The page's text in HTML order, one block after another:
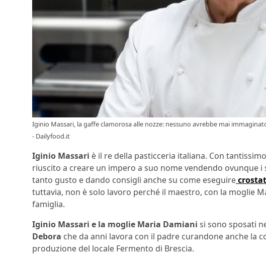
Iginio Massari, la gaffe clamorosa alle nozze: nessuno avrebbe mai
- Dailyfood.it
Iginio Massari è il re della pasticceria italiana. Con
riuscito a creare un impero a suo nome vendendo ovunque
tanto gusto e dando consigli anche su come eseguire
tuttavia, non è solo lavoro perché il maestro, con la moglie
famiglia.
Iginio Massari e la moglie Maria Damiani si sono sposati
Debora che da anni lavora con il padre curandone anche la
produzione del locale Fermento di Brescia.